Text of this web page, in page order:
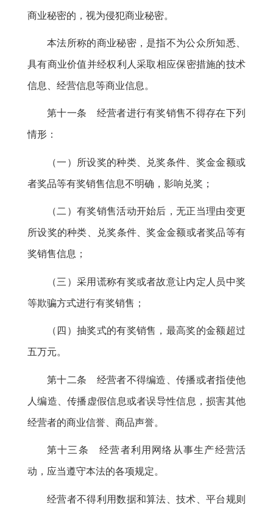
商业秘密的，视为侵犯商业秘密。
本法所称的商业秘密， 是指不为公众所知悉、
具有商业价值并经权利人采取相应保密措施的技术
信息、经营信息等商业信息。
第十一条 经营者进行有奖销售不得存在下列
情形：
（一）所设奖的种类、兑奖条件、奖金金额或
者奖品等有奖销售信息不明确 ， 影响兑奖；
（二）有奖销售活动开始后 ，无正当理由变更
所设奖的种类、兑奖条件、奖金金额或者奖品等有
奖销售信息；
（三）采用谎称有奖或者故意让内定人员中奖
等欺骗方式进行有奖销售 ；
（四）抽奖式的有奖销售 ， 最高奖的金额超过
五万元。
第十二条 经营者不得编造、传播或者指使他
人编造、传播虚假信息或者误导性信息 ，损害其他
经营者的商业信誉、商品声誉。
第十三条 经营者利用网络从事生产经营活
动 ， 应当遵守本法的各项规定。
经营者不得利用数据和算法、技术、平台规则